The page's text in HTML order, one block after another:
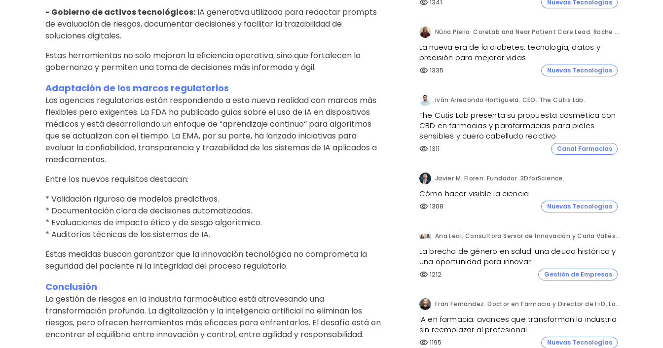
- Gobierno de activos tecnológicos:IA generativa utilizada para redactar prompts
de evaluación de riesgos, documentar decisiones y facilitar la trazabilidad de
soluciones digitales.
Estas herramientas no solo mejoran la eficiencia operativa, sino que fortalecen la
gobernanza y permiten una toma de decisiones más informada y ágil.
Adaptación de los marcos regulatorios
Las agencias regulatorias están respondiendo a esta nueva realidad con marcos más
flexibles pero exigentes. La FDA ha publicado guías sobre el uso de IA en dispositivos
médicos y está desarrollando un enfoque de “aprendizaje continuo” para algoritmos
que se actualizan con el tiempo. La EMA, por su parte, ha lanzado iniciativas para
evaluar la confiabilidad, transparencia y trazabilidad de los sistemas de IA aplicados a
medicamentos.
Entre los nuevos requisitos destacan:
* Validación rigurosa de modelos predictivos.
* Documentación clara de decisiones automatizadas.
* Evaluaciones de impacto ético y de sesgo algorítmico.
* Auditorías técnicas de los sistemas de IA.
Estas medidas buscan garantizar que la innovación tecnológica no comprometa la
seguridad del paciente ni la integridad del proceso regulatorio.
Conclusión
La gestión de riesgos en la industria farmacéutica está atravesando una
transformación profunda. La digitalización y la inteligencia artificial no eliminan los
riesgos, pero ofrecen herramientas más eficaces para enfrentarlos. El desafío está en
encontrar el equilibrio entre innovación y control, entre agilidad y responsabilidad.
visibility 1341 Nuevas Tecnologías
Núria Piella. CoreLab and Near Patient Care Lead. Roche Diagnostics España.
La nueva era de la diabetes: tecnología, datos y
precisión para mejorar vidas
visibility 1335 Nuevas Tecnologías
Iván Arredondo Hortigüela. CEO. The Cutis Lab.
The Cutis Lab presenta su propuesta cosmética con
CBD en farmacias y parafarmacias para pieles
sensibles y cuero cabelludo reactivo
visibility 1311 Canal Farmacias
Javier M. Floren. Fundador. 3DforScience.
Cómo hacer visible la ciencia
visibility 1308 Nuevas Tecnologías
Ana Leal, Consultora Senior de Innovación y Carla Vallès, Manager. ANIMA.
La brecha de género en salud: una deuda histórica y
una oportunidad para innovar
visibility 1212 Gestión de Empresas
Fran Fernández. Doctor en Farmacia y Director de I+D. Labiana
IA en farmacia: avances que transforman la industria
sin reemplazar al profesional
visibility 1195 Nuevas Tecnologías